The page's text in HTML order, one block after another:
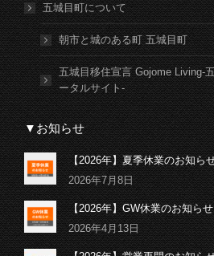
五城目町について
朝市と城のある町 五城目町
五城目移住宣言 Gojome Living-
ータルサイト-
▼お知らせ
【2026年】夏季休業のお知ら
2026年7月8日
【2026年】GW休業のお知らせ
2026年4月13日